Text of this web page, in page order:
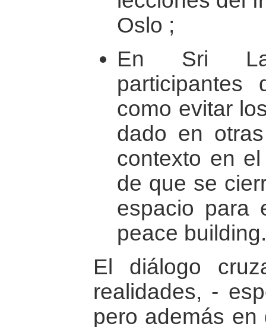
Oslo ;
En Sri
participantes
como evitar
dado en
contexto en
de que se
espacio para
peace building.
El diálogo
realidades, -
pero además